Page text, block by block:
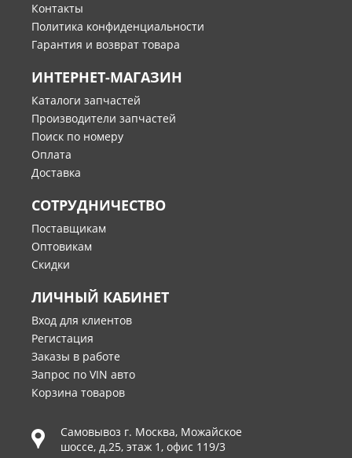
Контакты
Политика конфиденциальности
Гарантия и возврат товара
ИНТЕРНЕТ-МАГАЗИН
Каталоги запчастей
Производители запчастей
Поиск по номеру
Оплата
Доставка
СОТРУДНИЧЕСТВО
Поставщикам
Оптовикам
Скидки
ЛИЧНЫЙ КАБИНЕТ
Вход для клиентов
Регистация
Заказы в работе
Запрос по VIN авто
Корзина товаров
Самовывоз г. Москва, Можайское
шоссе, д.25, этаж 1, офис 119/3